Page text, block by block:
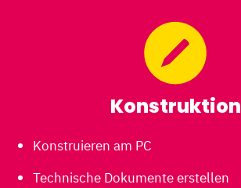
Konstruktion
Konstruieren am PC
Technische Dokumente erstellen